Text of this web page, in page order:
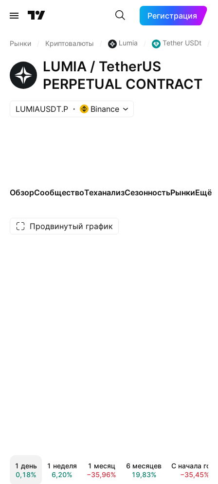
Регистрация
Рынки Криптовалюты Lumia Tether USDt
LUMIA / TetherUS
PERPETUAL CONTRACT
LUMIAUSDT.P Binance
ОбзорСообществоТеханализСезонностьРынкиЕщё
Продвинутый график
1 день
0,18%
1 неделя
6,20%
1 месяц
−35,96%
6 месяцев
19,83%
С начала года
−35,45%